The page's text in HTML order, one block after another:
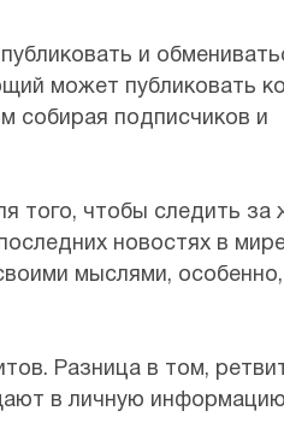
и
может публиковать
собирая подписчиков и
того, чтобы следить за
новостях в
мыслями, особенно,
Разница в том,
в личную